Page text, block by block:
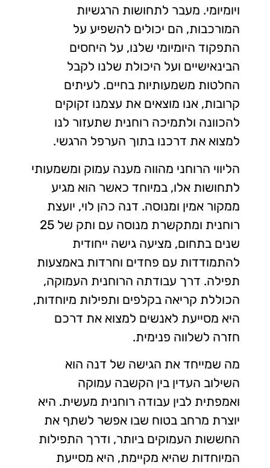
ויומיומי. מעבר לתחושות הרגשיות
המורכבות, הם יכולים להשפיע על
התפקוד היומיומי שלנו, על היחסים
הבינאישיים ועל היכולת שלנו לקבל
החלטות משמעותיות בחיים. לעיתים
קרובות, אנו מוצאים את עצמנו זקוקים
להכוונה ולתמיכה רוחנית שתעזור לנו
למצוא את דרכנו בתוך הערפל הרגשי.
הליווי הרוחני מהווה מענה עמוק ומשמעותי
לתחושות אלו, במיוחד כאשר הוא מגיע
ממקור אמין ומנוסה. דנה כהן לוי, יועצת
רוחנית ומתקשרת מנוסה עם ותק של 25
שנים בתחום, מציעה גישה ייחודית
להתמודדות עם פחדים וחרדות באמצעות
תפילה. דרך עבודתה הרוחנית העמוקה,
הכוללת קריאה בקלפים ותפילות מיוחדות,
היא מסייעת לאנשים למצוא את דרכם
חזרה לשלווה פנימית.
מה שמייחד את הגישה של דנה הוא
השילוב העדין בין הקשבה עמוקה
ואמפתית לבין עבודה רוחנית מעשית. היא
יוצרת מרחב בטוח שבו אפשר לשתף את
החששות העמוקים ביותר, ודרך התפילות
המיוחדות שהיא מקיימת, היא מסייעת